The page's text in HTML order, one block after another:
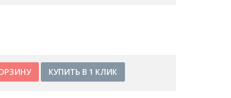
КУПИТЬ В 1 КЛИК